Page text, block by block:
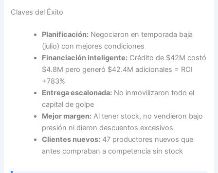
Claves del Éxito
Planificación: Negociaron en temporada baja
(julio) con mejores condiciones
Financiación inteligente: Crédito de $42M costó
$4.8M pero generó $42.4M adicionales = ROI
+783%
Entrega escalonada: No inmovilizaron todo el
capital de golpe
Mejor margen: Al tener stock, no vendieron bajo
presión ni dieron descuentos excesivos
Clientes nuevos: 47 productores nuevos que
antes compraban a competencia sin stock